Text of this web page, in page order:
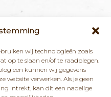
wij technologieën zoals
op te slaan en/of te raadplegen.
kunnen wij gegevens
website verwerken. Als je geen
intrekt, kan dit een nadelige
praktijk.